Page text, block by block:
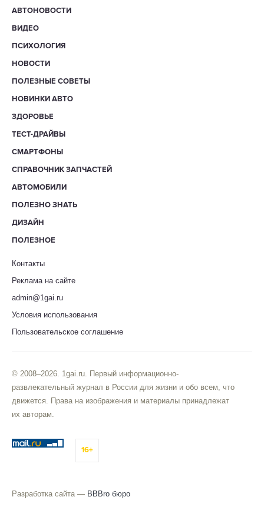
АВТОНОВОСТИ
ВИДЕО
ПСИХОЛОГИЯ
НОВОСТИ
ПОЛЕЗНЫЕ СОВЕТЫ
НОВИНКИ АВТО
ЗДОРОВЬЕ
ТЕСТ-ДРАЙВЫ
СМАРТФОНЫ
СПРАВОЧНИК ЗАПЧАСТЕЙ
АВТОМОБИЛИ
ПОЛЕЗНО ЗНАТЬ
ДИЗАЙН
ПОЛЕЗНОЕ
Контакты
Реклама на сайте
admin@1gai.ru
Условия использования
Пользовательское соглашение
© 2008–2026. 1gai.ru. Первый информационно-
развлекательный журнал в России для жизни и обо всем, что
движется. Права на изображения и материалы принадлежат
их авторам.
16+
Разработка сайта — BBBro бюро